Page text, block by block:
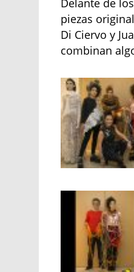
Delante de
piezas
Di Ciervo y
combinan